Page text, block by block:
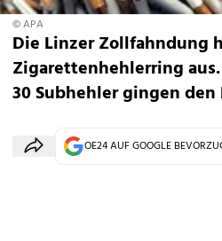
© APA
Die Linzer Zollfahndung
Zigarettenhehlerring
30 Subhehler gingen
OE24 AUF GOOGLE